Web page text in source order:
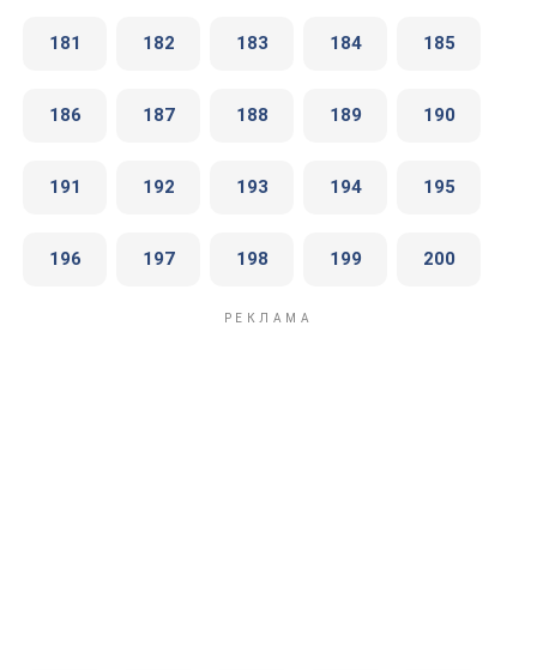
181 182 183 184 185
186 187 188 189 190
191 192 193 194 195
196 197 198 199 200